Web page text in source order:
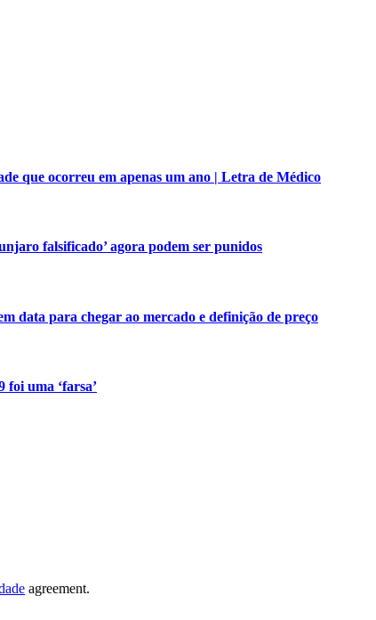
que ocorreu em apenas um ano | Letra de Médico
falsificado’ agora podem ser punidos
data para chegar ao mercado e definição de preço
foi uma ‘farsa’
agreement.